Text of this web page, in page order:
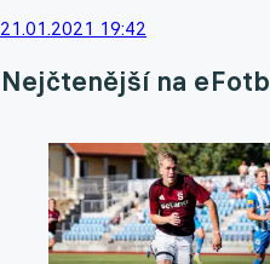
21.01.2021 19:42
Nejčtenější na